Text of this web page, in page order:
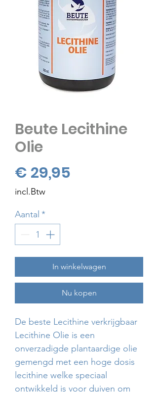
Beute Lecithine
Olie
€ 29,95
incl.Btw
Aantal *
In winkelwagen
Nu kopen
De beste Lecithine verkrijgbaar
Lecithine Olie is een
onverzadigde plantaardige olie
gemengd met een hoge dosis
lecithine welke speciaal
ontwikkeld is voor duiven om